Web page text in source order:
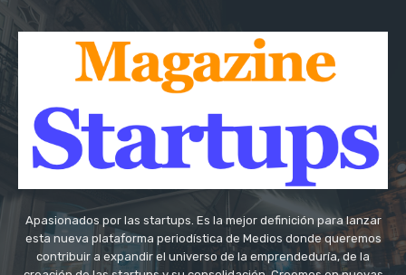
Apasionados por las startups. Es la mejor definición para lanzar
esta nueva plataforma periodística de Medios donde queremos
contribuir a expandir el universo de la emprendeduría, de la